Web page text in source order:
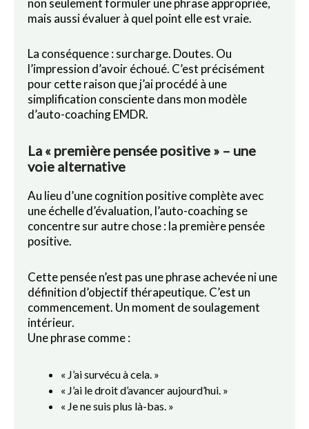
mais aussi évaluer à quel point elle est vraie.
La conséquence : surcharge. Doutes. Ou
l’impression d’avoir échoué. C’est précisément
pour cette raison que j’ai procédé à une
simplification consciente dans mon modèle
d’auto-coaching EMDR.
La « première pensée positive » – une
voie alternative
Au lieu d’une cognition positive complète avec
une échelle d’évaluation, l’auto-coaching se
concentre sur autre chose : la première pensée
positive.
Cette pensée n’est pas une phrase achevée ni une
définition d’objectif thérapeutique. C’est un
commencement. Un moment de soulagement
intérieur.
Une phrase comme :
« J’ai survécu à cela. »
« J’ai le droit d’avancer aujourd’hui. »
« Je ne suis plus là-bas. »